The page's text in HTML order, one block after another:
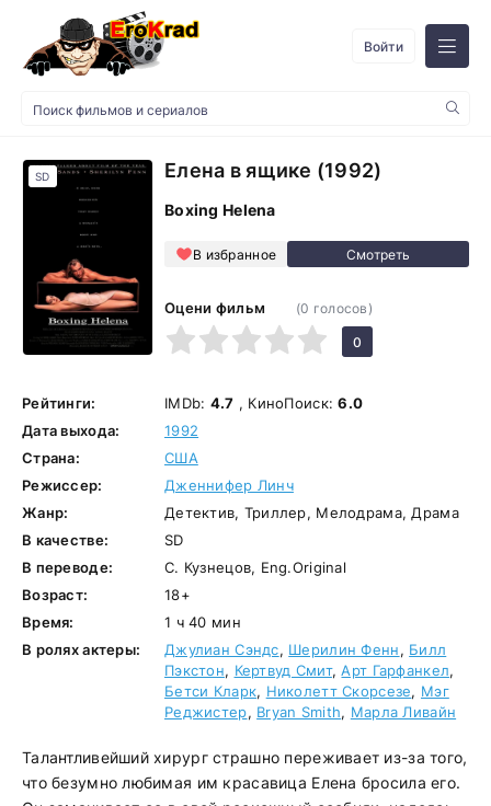
Войти
Елена в ящике (1992)
Boxing Helena
В избранное
SD
Оцени фильм
1
5
(0 голосов)
0
Рейтинги: IMDb: 4.7 , КиноПоиск:6.0
Дата выхода:
1992
Страна:
США
Режиссер:
Дженнифер Линч
Жанр:
Детектив, Триллер, Мелодрама, Драма
В качестве:
SD
В переводе:
С. Кузнецов, Eng.Original
Возраст:
18+
Время:
1 ч 40 мин
В ролях актеры:
Джулиан Сэндс, Шерилин Фенн, Билл
Пэкстон, Кертвуд Смит,Арт Гарфанкел,
Бетси Кларк, Николетт Скорсезе, Мэг
Реджистер, Bryan Smith, Марла Ливайн
Талантливейший хирург страшно переживает из-за того,
что безумно любимая им красавица Елена бросила его.